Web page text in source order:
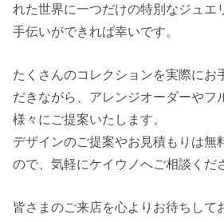
れた世界に一つだけの特別なジュエ
手伝いができれば幸いです。
たくさんのコレクションを実際にお
だきながら、アレンジオーダーやフ
様々にご提案いたします。
デザインのご提案やお見積もりは無
ので、気軽にケイウノへご相談くだ
皆さまのご来店を心よりお待ちして